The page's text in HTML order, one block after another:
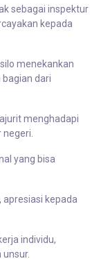
sebagai inspektur
kepada
menekankan
dari
menghadapi
yang bisa
apresiasi kepada
individu,